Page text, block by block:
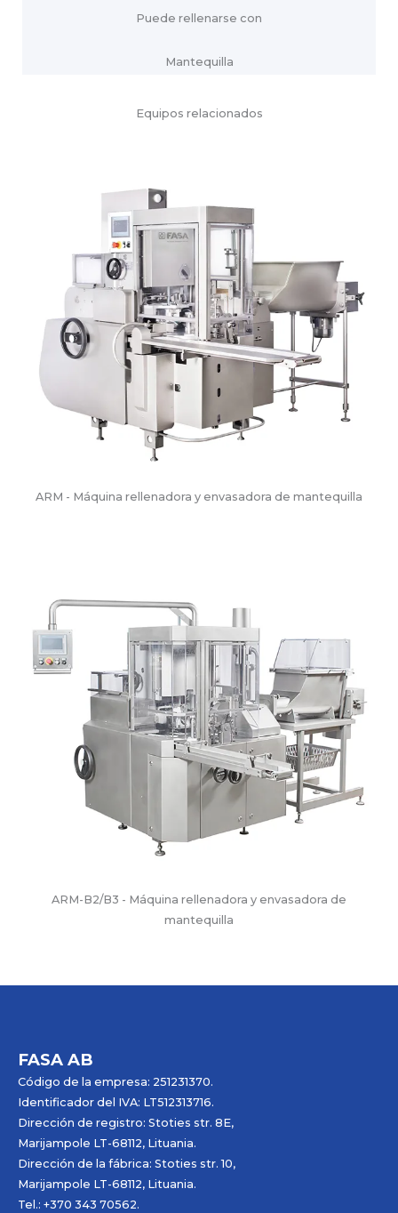
Puede rellenarse con
Mantequilla
Equipos relacionados
ARM - Máquina rellenadora y envasadora de mantequilla
ARM-B2/B3 - Máquina rellenadora y envasadora de
mantequilla
FASA AB
Código de la empresa: 251231370.
Identificador del IVA: LT512313716.
Dirección de registro: Stoties str. 8E,
Marijampole LT-68112, Lituania.
Dirección de la fábrica: Stoties str. 10,
Marijampole LT-68112, Lituania.
Tel.: +370 343 70562.